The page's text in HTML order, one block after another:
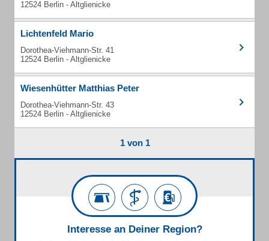
12524 Berlin - Altglienicke
Lichtenfeld Mario
Dorothea-Viehmann-Str. 41
12524 Berlin - Altglienicke
Wiesenhütter Matthias Peter
Dorothea-Viehmann-Str. 43
12524 Berlin - Altglienicke
1 von 1
Interesse an Deiner Region?